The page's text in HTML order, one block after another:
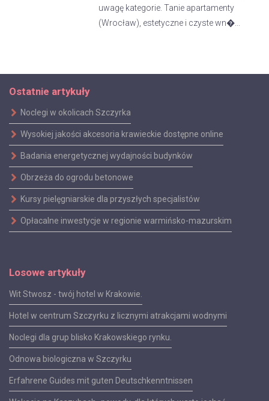
uwagę kategorie. Tanie apartamenty
(Wrocław), estetyczne i czyste wn�...
Ostatnie artykuły
Noclegi w okolicach Szczyrka
Wysokiej jakości akcesoria krawieckie dostępne online
Badania energetycznej wydajności budynków
Obrzeża do ogrodu betonowe
Kursy pielęgniarskie dla przyszłych specjalistów
Opłacalne inwestycje w regionie warmińsko-mazurskim
Losowe artykuły
Wit Stwosz - twój hotel w Krakowie.
Hotel w centrum Szczyrku z licznymi atrakcjami wodnymi
Noclegi dla grup blisko Krakowskiego rynku.
Odnowa biologiczna w Szczyrku
Erfahrene Guides mit guten Deutschkenntnissen